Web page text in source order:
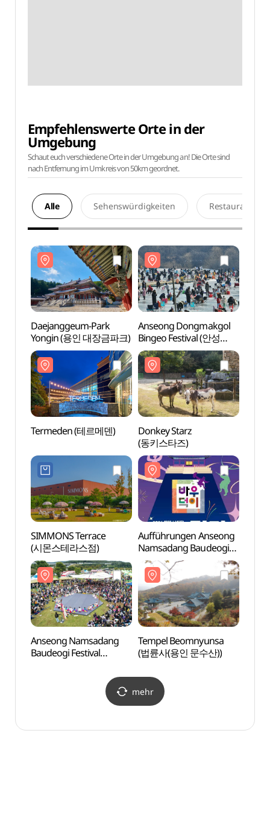
Empfehlenswerte Orte in der
Umgebung
Schaut euch verschiedene Orte in der Umgebung an! Die Orte sind
nach Entfernung im Umkreis von 50km geordnet.
Alle Sehenswürdigkeiten Restaurants
Daejanggeum-Park
Yongin (용인 대장금파크)
Anseong Dongmakgol
Bingeo Festival (안성
동막골 빙어축제)
Termeden (테르메덴)
Donkey Starz
(동키스타즈)
SIMMONS Terrace
(시몬스테라스점)
Aufführungen Anseong
Namsadang Baudeogi
(안성 남사당바우덕이
풍물단 상설 공연
‘곰뱅이텄다’)
Anseong Namsadang
Baudeogi Festival
Tempel Beomnyunsa
(법륜사(용인 문수산))
mehr